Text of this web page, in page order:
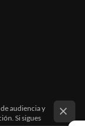
audiencia y
Si sigues